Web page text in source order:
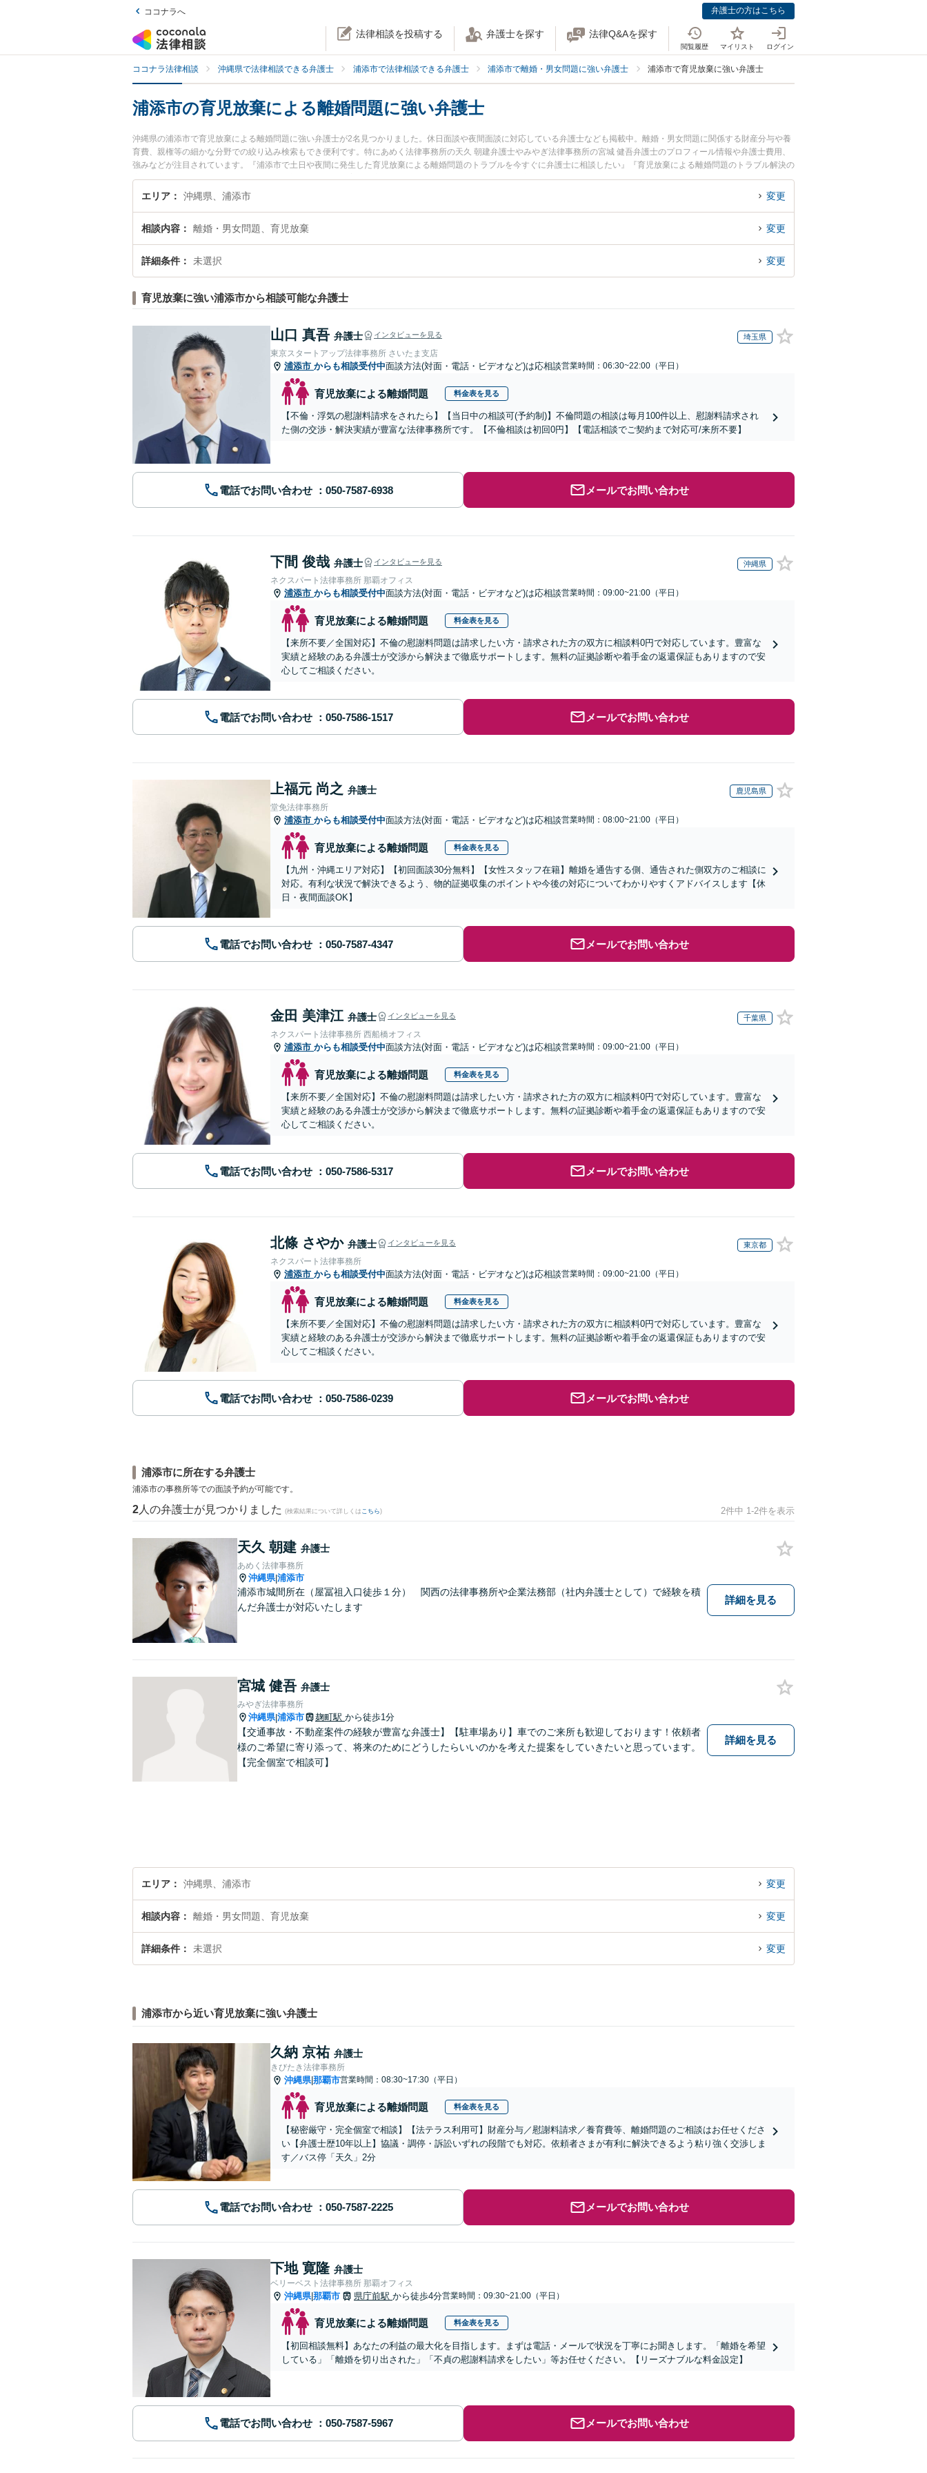
ココナラへ 弁護士の方はこちら
法律相談を投稿する 弁護士を探す 法律Q&Aを探す
閲覧履歴 マイリスト ログイン
ココナラ法律相談 沖縄県で法律相談できる弁護士 浦添市で法律相談できる弁護士 浦添市で離婚・男女問題に強い弁護士 浦添市で育児放棄に強い弁護士
浦添市の育児放棄による離婚問題に強い弁護士
沖縄県の浦添市で育児放棄による離婚問題に強い弁護士が2名見つかりました。休日面談や夜間面談に対応している弁護士なども掲載中。離婚・男女問題に関係する財産分与や養
育費、親権等の細かな分野での絞り込み検索もでき便利です。特にあめく法律事務所の天久 朝建弁護士やみやぎ法律事務所の宮城 健吾弁護士のプロフィール情報や弁護士費用、
強みなどが注目されています。『浦添市で土日や夜間に発生した育児放棄による離婚問題のトラブルを今すぐに弁護士に相談したい』『育児放棄による離婚問題のトラブル解決の
実績豊富な近くの弁護士を検索したい』『初回相談無料で育児放棄による離婚問題を法律相談できる浦添市内の弁護士に相談予約したい』などでお困りの相談者さんにおすすめで
す。エリア 沖縄県、浦添市 変更
相談内容 離婚・男女問題、育児放棄 変更
詳細条件 未選択 変更
育児放棄に強い浦添市から相談可能な弁護士
山口 真吾 弁護士 インタビューを見る 埼玉県
東京スタートアップ法律事務所 さいたま支店
浦添市 からも相談受付中面談方法(対面・電話・ビデオなど)は応相談営業時間：06:30~22:00（平日）
育児放棄による離婚問題 料金表を見る
【不倫・浮気の慰謝料請求をされたら】【当日中の相談可(予約制)】不倫問題の相談は毎月100件以上、慰謝料請求され
た側の交渉・解決実績が豊富な法律事務所です。【不倫相談は初回0円】【電話相談でご契約まで対応可/来所不要】
電話でお問い合わせ メールでお問い合わせ
下間 俊哉 弁護士 インタビューを見る 沖縄県
ネクスパート法律事務所 那覇オフィス
浦添市 からも相談受付中面談方法(対面・電話・ビデオなど)は応相談営業時間：09:00~21:00（平日）
育児放棄による離婚問題 料金表を見る
【来所不要／全国対応】不倫の慰謝料問題は請求したい方・請求された方の双方に相談料0円で対応しています。豊富な
実績と経験のある弁護士が交渉から解決まで徹底サポートします。無料の証拠診断や着手金の返還保証もありますので安
心してご相談ください。
電話でお問い合わせ メールでお問い合わせ
上福元 尚之 弁護士 鹿児島県
堂免法律事務所
浦添市 からも相談受付中面談方法(対面・電話・ビデオなど)は応相談営業時間：08:00~21:00（平日）
育児放棄による離婚問題 料金表を見る
【九州・沖縄エリア対応】【初回面談30分無料】【女性スタッフ在籍】離婚を通告する側、通告された側双方のご相談に
対応。有利な状況で解決できるよう、物的証拠収集のポイントや今後の対応についてわかりやすくアドバイスします【休
日・夜間面談OK】
電話でお問い合わせ メールでお問い合わせ
金田 美津江 弁護士 インタビューを見る 千葉県
ネクスパート法律事務所 西船橋オフィス
浦添市 からも相談受付中面談方法(対面・電話・ビデオなど)は応相談営業時間：09:00~21:00（平日）
育児放棄による離婚問題 料金表を見る
【来所不要／全国対応】不倫の慰謝料問題は請求したい方・請求された方の双方に相談料0円で対応しています。豊富な
実績と経験のある弁護士が交渉から解決まで徹底サポートします。無料の証拠診断や着手金の返還保証もありますので安
心してご相談ください。
電話でお問い合わせ メールでお問い合わせ
北條 さやか 弁護士 インタビューを見る 東京都
ネクスパート法律事務所
浦添市 からも相談受付中面談方法(対面・電話・ビデオなど)は応相談営業時間：09:00~21:00（平日）
育児放棄による離婚問題 料金表を見る
【来所不要／全国対応】不倫の慰謝料問題は請求したい方・請求された方の双方に相談料0円で対応しています。豊富な
実績と経験のある弁護士が交渉から解決まで徹底サポートします。無料の証拠診断や着手金の返還保証もありますので安
心してご相談ください。
電話でお問い合わせ メールでお問い合わせ
浦添市に所在する弁護士
浦添市の事務所等での面談予約が可能です。
2 人の弁護士が見つかりました (検索結果について詳しくは こちら) 2件中 1-2件を表示
天久 朝建 弁護士
あめく法律事務所
沖縄県|浦添市
浦添市城間所在（屋冨祖入口徒歩１分） 関西の法律事務所や企業法務部（社内弁護士として）で経験を積
んだ弁護士が対応いたします
詳細を見る
宮城 健吾 弁護士
みやぎ法律事務所
沖縄県|浦添市 麹町駅 から徒歩1分
【交通事故・不動産案件の経験が豊富な弁護士】【駐車場あり】車でのご来所も歓迎しております！依頼者
様のご希望に寄り添って、将来のためにどうしたらいいのかを考えた提案をしていきたいと思っています。
【完全個室で相談可】
詳細を見る
エリア 沖縄県、浦添市 変更
相談内容 離婚・男女問題、育児放棄 変更
詳細条件 未選択 変更
浦添市から近い育児放棄に強い弁護士
久納 京祐 弁護士
きびたき法律事務所
沖縄県|那覇市営業時間：08:30~17:30（平日）
育児放棄による離婚問題 料金表を見る
【秘密厳守・完全個室で相談】【法テラス利用可】財産分与／慰謝料請求／養育費等、離婚問題のご相談はお任せくださ
い【弁護士歴10年以上】協議・調停・訴訟いずれの段階でも対応。依頼者さまが有利に解決できるよう粘り強く交渉しま
す／バス停「天久」2分
電話でお問い合わせ メールでお問い合わせ
下地 寛隆 弁護士
ベリーベスト法律事務所 那覇オフィス
沖縄県|那覇市 県庁前駅 から徒歩4分営業時間：09:30~21:00（平日）
育児放棄による離婚問題 料金表を見る
【初回相談無料】あなたの利益の最大化を目指します。まずは電話・メールで状況を丁寧にお聞きします。「離婚を希望
している」「離婚を切り出された」「不貞の慰謝料請求をしたい」等お任せください。【リーズナブルな料金設定】
電話でお問い合わせ メールでお問い合わせ